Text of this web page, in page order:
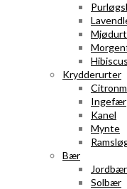
Mjødurt
Hibiscus
Krydderurter
Ingefær
Kanel
Mynte
Bær
Jordbær
Solbær